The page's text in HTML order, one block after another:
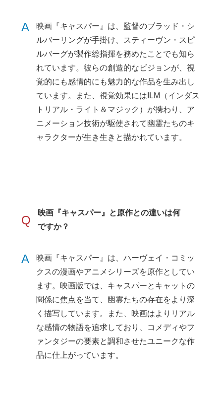
A
映画『キャスパー』は、監督のブラッド・シ
ルバーリングが手掛け、スティーヴン・スピ
ルバーグが製作総指揮を務めたことでも知ら
れています。彼らの創造的なビジョンが、視
覚的にも感情的にも魅力的な作品を生み出し
ています。また、視覚効果にはILM（インダス
トリアル・ライト＆マジック）が携わり、ア
ニメーション技術が駆使されて幽霊たちのキ
ャラクターが生き生きと描かれています。
Q
映画『キャスパー』と原作との違いは何
ですか？
A
映画『キャスパー』は、ハーヴェイ・コミッ
クスの漫画やアニメシリーズを原作としてい
ます。映画版では、キャスパーとキャットの
関係に焦点を当て、幽霊たちの存在をより深
く描写しています。また、映画はよりリアル
な感情の物語を追求しており、コメディやフ
ァンタジーの要素と調和させたユニークな作
品に仕上がっています。